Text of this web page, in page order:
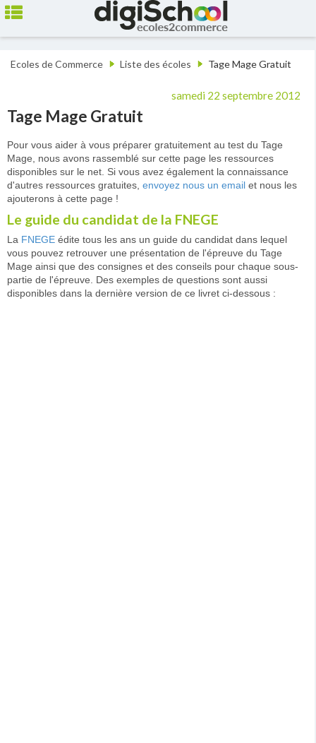
Ecoles de Commerce Liste des écoles Tage Mage Gratuit
samedi 22 septembre 2012
Tage Mage Gratuit
Pour vous aider à vous préparer gratuitement au test du Tage
Mage, nous avons rassemblé sur cette page les ressources
disponibles sur le net. Si vous avez également la connaissance
d'autres ressources gratuites, envoyez nous un email et nous les
ajouterons à cette page !
Le guide du candidat de la FNEGE
La FNEGE édite tous les ans un guide du candidat dans lequel
vous pouvez retrouver une présentation de l'épreuve du Tage
Mage ainsi que des consignes et des conseils pour chaque sous-
partie de l'épreuve. Des exemples de questions sont aussi
disponibles dans la dernière version de ce livret ci-dessous :